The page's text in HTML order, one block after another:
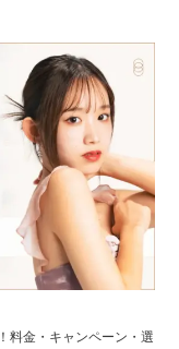
料金・キャンペーン・選